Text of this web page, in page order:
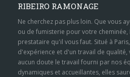
RIBEIRO RAMONAGE
Ne cherchez pas plus loin. Que vous
ou de fumisterie pour votre cheminée,
prestataire qu'il vous faut. Situé à
d'expérience et d'un travail de qualité,
aucun doute le travail fourni par nos
dynamiques et accueillantes, elles